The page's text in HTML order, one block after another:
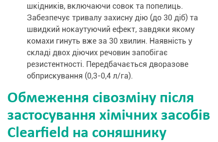
шкідників, включаючи совок та попелиць.
Забезпечує тривалу захисну дію (до 30 діб) та
швидкий нокаутуючий ефект, завдяки якому
комахи гинуть вже за 30 хвилин. Наявність у
складі двох діючих речовин запобігає
резистентності. Передбачається дворазове
обприскування (0,3-0,4 л/га).
Обмеження сівозміну після
застосування хімічних засобів
Clearfield на соняшнику